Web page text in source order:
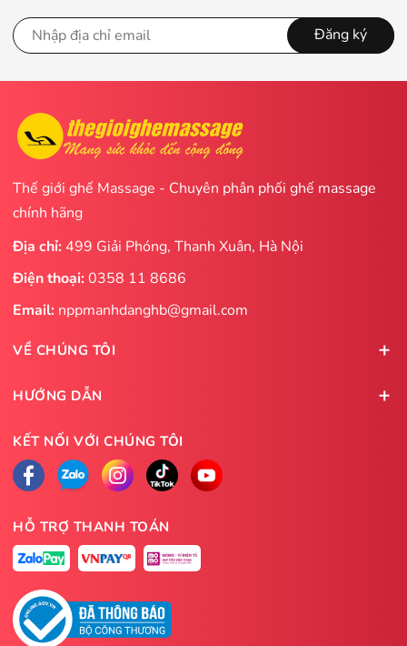
Đăng ký
Thế giới ghế Massage - Chuyên phân phối ghế massage
chính hãng
Địa chỉ: 499 Giải Phóng, Thanh Xuân, Hà Nội
Điện thoại:0358 11 8686
Email: nppmanhdanghb@gmail.com
VỀ CHÚNG TÔI
HƯỚNG DẪN
KẾT NỐI VỚI CHÚNG TÔI
HỖ TRỢ THANH TOÁN